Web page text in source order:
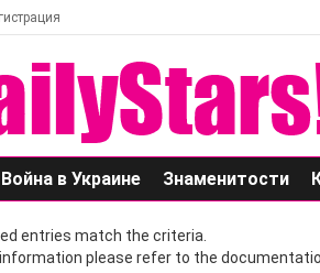
Война в Украине Знаменитости
entries match the criteria.
information please refer to the